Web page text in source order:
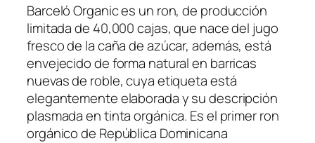
Barceló Organic es un ron, de producción
limitada de 40,000 cajas, que nace del jugo
fresco de la caña de azúcar, además, está
envejecido de forma natural en barricas
nuevas de roble, cuya etiqueta está
elegantemente elaborada y su descripción
plasmada en tinta orgánica. Es el primer ron
orgánico de República Dominicana